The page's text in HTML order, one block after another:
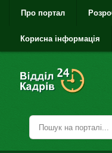
Про портал
Корисна інформація